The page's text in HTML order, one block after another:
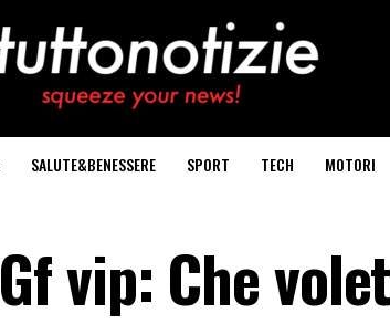
SALUTE&BENESSERE SPORT TECH MOTORI
vip: Che